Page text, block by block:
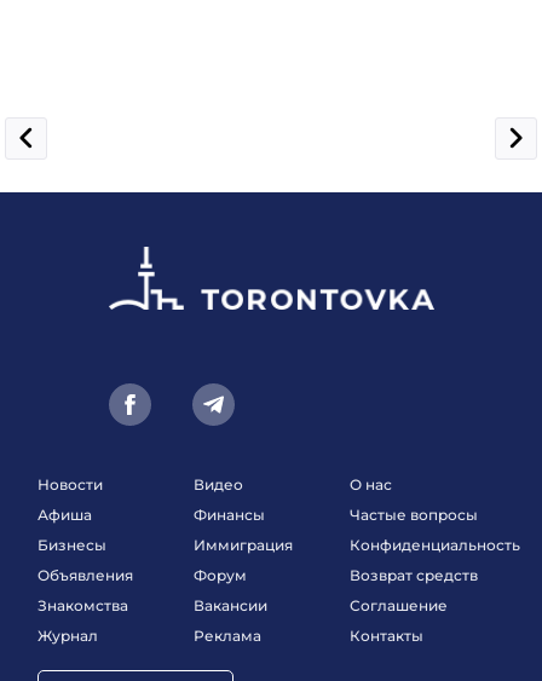
Новости
Афиша
Бизнесы
Объявления
Знакомства
Журнал
Видео
Финансы
Иммиграция
Форум
Вакансии
Реклама
О нас
Частые вопросы
Конфиденциальность
Возврат средств
Соглашение
Контакты